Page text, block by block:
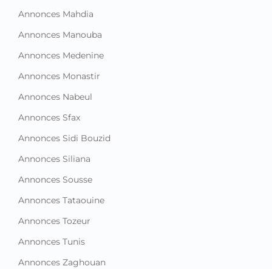
Annonces Mahdia
Annonces Manouba
Annonces Medenine
Annonces Monastir
Annonces Nabeul
Annonces Sfax
Annonces Sidi Bouzid
Annonces Siliana
Annonces Sousse
Annonces Tataouine
Annonces Tozeur
Annonces Tunis
Annonces Zaghouan